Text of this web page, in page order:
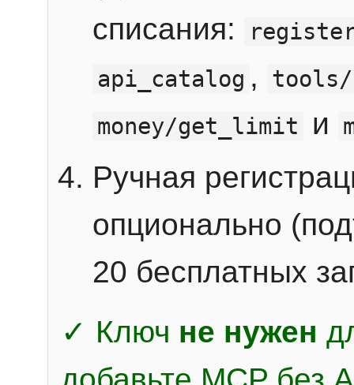
списания:
api_catalog ,
money/get_limit
и
Ручная
опционально
20 бесплатных
✓ Ключ не нужен